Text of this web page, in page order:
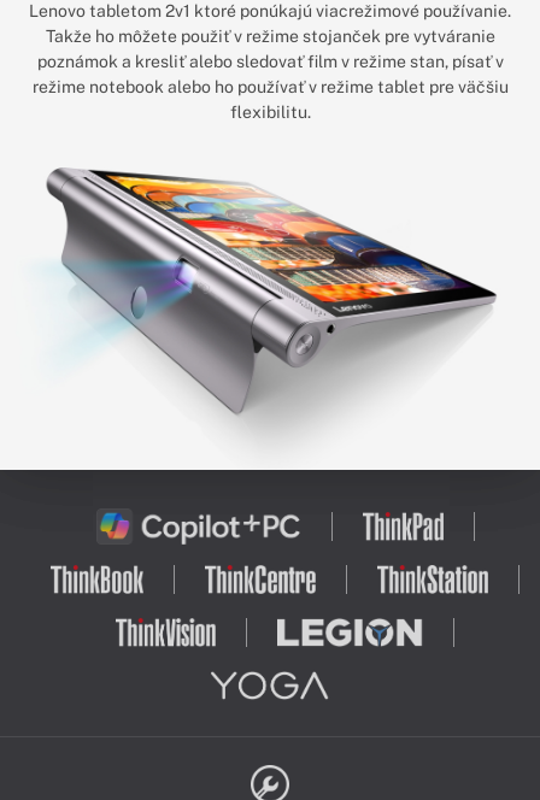
Lenovo tabletom 2v1 ktoré ponúkajú viacrežimové používanie.
Takže ho môžete použiť v režime stojanček pre vytváranie
poznámok a kresliť alebo sledovať film v režime stan, písať v
režime notebook alebo ho používať v režime tablet pre väčšiu
flexibilitu.